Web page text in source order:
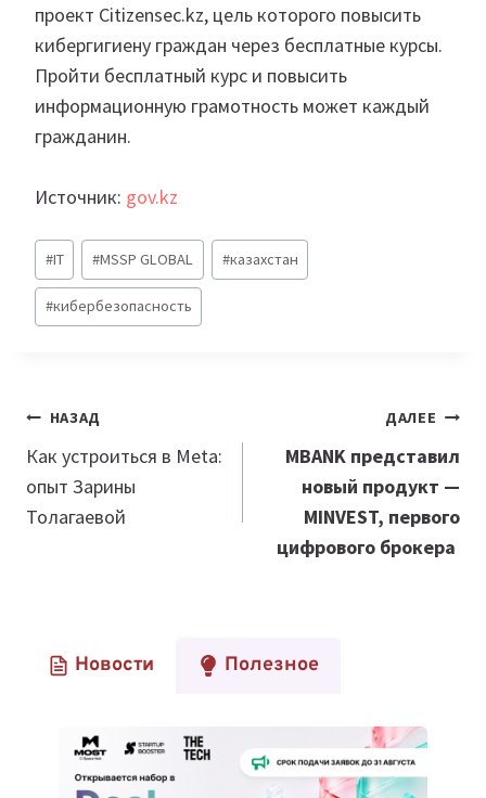
проект Citizensec.kz, цель которого повысить
кибергигиену граждан через бесплатные курсы.
Пройти бесплатный курс и повысить
информационную грамотность может каждый
гражданин.
Источник: gov.kz
Метки
записи:
#IT #MSSP GLOBAL #казахстан
#кибербезопасность
Навигация
по
записям
НАЗАД
Как устроиться в Meta:
опыт Зарины
Толагаевой
ДАЛЕЕ
MBANK представил
новый продукт —
MINVEST, первого
цифрового брокера
Новости Полезное